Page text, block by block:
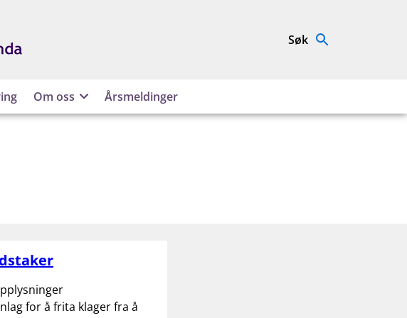
Søk
Om oss Årsmeldinger
for å frita klager fra å